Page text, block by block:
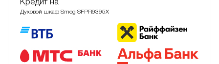
Духовой шкаф Smeg SFPR9395X